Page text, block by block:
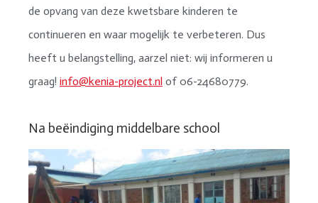
de opvang van deze kwetsbare kinderen te
continueren en waar mogelijk te verbeteren. Dus
heeft u belangstelling, aarzel niet: wij informeren u
graag! info@kenia-project.nl of 06-24680779.
Na beëindiging middelbare school